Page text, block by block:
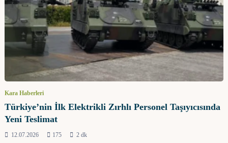
Kara Haberleri
Türkiye’nin İlk Elektrikli Zırhlı Personel Taşıyıcısında
Yeni Teslimat
12.07.2026 175 2 dk